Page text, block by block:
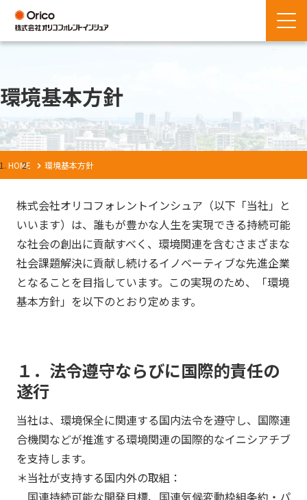
環境基本方針
HOME 環境基本方針
株式会社オリコフォレントインシュア（以下「当社」と
いいます）は、誰もが豊かな人生を実現できる持続可能
な社会の創出に貢献すべく、環境関連を含むさまざまな
社会課題解決に貢献し続けるイノベーティブな先進企業
となることを目指しています。この実現のため、「環境
基本方針」を以下のとおり定めます。
１．法令遵守ならびに国際的責任の
遂行
当社は、環境保全に関連する国内法令を遵守し、国際連
合機関などが推進する環境関連の国際的なイニシアチブ
を支持します。
＊当社が支持する国内外の取組：
国連持続可能な開発目標、国連気候変動枠組条約・パ